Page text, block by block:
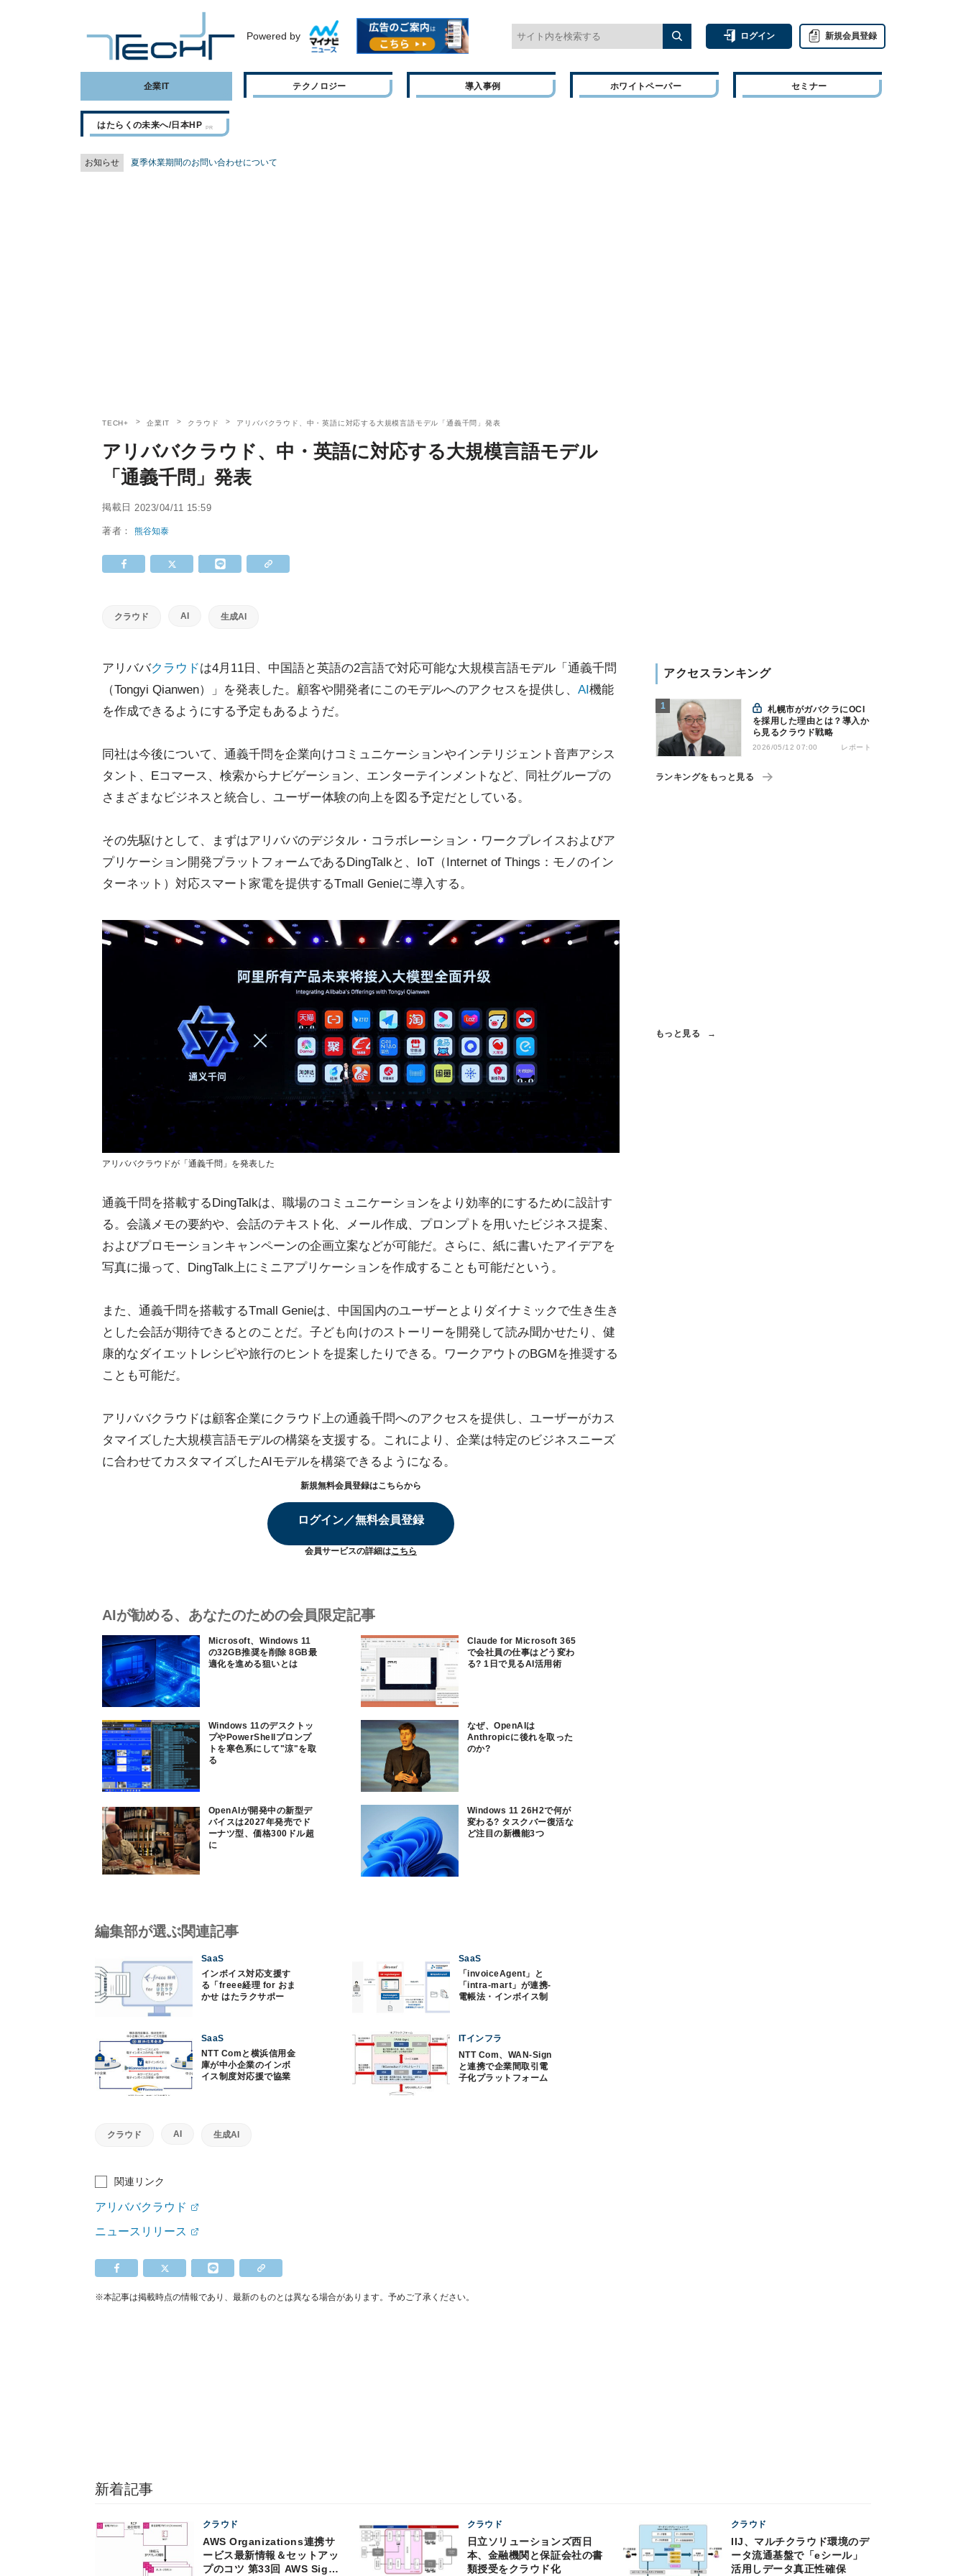
Powered by ログイン 新規会員登録
企業IT テクノロジー 導入事例 ホワイトペーパー セミナー
はたらくの未来へ/日本HP
お知らせ 夏季休業期間のお問い合わせについて
TECH+ 企業IT クラウド アリババクラウド、中・英語に対応する大規模言語モデル「通義千問」発表
アリババクラウド、中・英語に対応する大規模言語モデル
「通義千問」発表
掲載日 2023/04/11 15:59
著者：熊谷知泰
クラウド AI 生成AI
アリババクラウドは4月11日、中国語と英語の2言語で対応可能な大規模言語モデル「通義千問
（Tongyi Qianwen）」を発表した。顧客や開発者にこのモデルへのアクセスを提供し、 AI機能
を作成できるようにする予定もあるようだ。
同社は今後について、通義千問を企業向けコミュニケーションやインテリジェント音声アシス
タント、Eコマース、検索からナビゲーション、エンターテインメントなど、同社グループの
さまざまなビジネスと統合し、ユーザー体験の向上を図る予定だとしている。
その先駆けとして、まずはアリババのデジタル・コラボレーション・ワークプレイスおよびア
プリケーション開発プラットフォームであるDingTalkと、IoT（Internet of Things：モノのイン
ターネット）対応スマート家電を提供するTmall Genieに導入する。
アリババクラウドが「通義千問」を発表した
通義千問を搭載するDingTalkは、職場のコミュニケーションをより効率的にするために設計す
る。会議メモの要約や、会話のテキスト化、メール作成、プロンプトを用いたビジネス提案、
およびプロモーションキャンペーンの企画立案などが可能だ。さらに、紙に書いたアイデアを
写真に撮って、DingTalk上にミニアプリケーションを作成することも可能だという。
また、通義千問を搭載するTmall Genieは、中国国内のユーザーとよりダイナミックで生き生き
とした会話が期待できるとのことだ。子ども向けのストーリーを開発して読み聞かせたり、健
康的なダイエットレシピや旅行のヒントを提案したりできる。ワークアウトのBGMを推奨する
ことも可能だ。
アリババクラウドは顧客企業にクラウド上の通義千問へのアクセスを提供し、ユーザーがカス
タマイズした大規模言語モデルの構築を支援する。これにより、企業は特定のビジネスニーズ
に合わせてカスタマイズしたAIモデルを構築できるようになる。
新規無料会員登録はこちらから
ログイン／無料会員登録
会員サービスの詳細はこちら
AIが勧める、あなたのための会員限定記事
Microsoft、Windows 11
の32GB推奨を削除 8GB最
適化を進める狙いとは
Claude for Microsoft 365
で会社員の仕事はどう変わ
る? 1日で見るAI活用術
Windows 11のデスクトッ
プやPowerShellプロンプ
トを寒色系にして"涼"を取
る
なぜ、OpenAIは
Anthropicに後れを取った
のか?
OpenAIが開発中の新型デ
バイスは2027年発売でド
ーナツ型、価格300ドル超
に
Windows 11 26H2で何が
変わる? タスクバー復活な
ど注目の新機能3つ
アクセスランキング
札幌市がガバクラにOCI
を採用した理由とは？導入か
ら見るクラウド戦略
2026/05/12 07:00 レポート
ランキングをもっと見る
もっと見る
編集部が選ぶ関連記事
SaaS
インボイス対応支援す
る「freee経理 for おま
かせ はたラクサポー
SaaS
「invoiceAgent」と
「intra-mart」が連携‐
電帳法・インボイス制
SaaS
NTT Comと横浜信用金
庫が中小企業のインボ
イス制度対応援で協業
ITインフラ
NTT Com、WAN-Sign
と連携で企業間取引電
子化プラットフォーム
クラウド AI 生成AI
関連リンク
アリババクラウド
ニュースリリース
※本記事は掲載時点の情報であり、最新のものとは異なる場合があります。予めご了承ください。
新着記事
クラウド
AWS Organizations連携サ
ービス最新情報＆セットアッ
プのコツ 第33回 AWS Sign-
クラウド
日立ソリューションズ西日
本、金融機関と保証会社の書
類授受をクラウド化
クラウド
IIJ、マルチクラウド環境のデ
ータ流通基盤で「eシール」
活用しデータ真正性確保